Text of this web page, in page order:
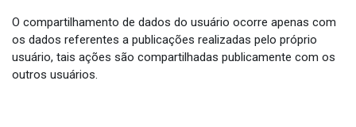
O compartilhamento de dados do usuário ocorre apenas com
os dados referentes a publicações realizadas pelo próprio
usuário, tais ações são compartilhadas publicamente com os
outros usuários.